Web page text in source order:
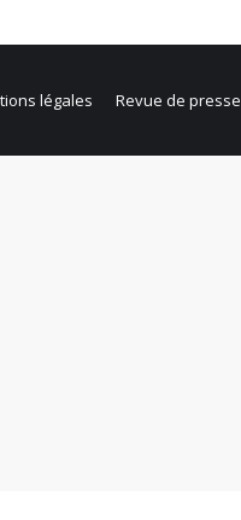
légales Revue de presse